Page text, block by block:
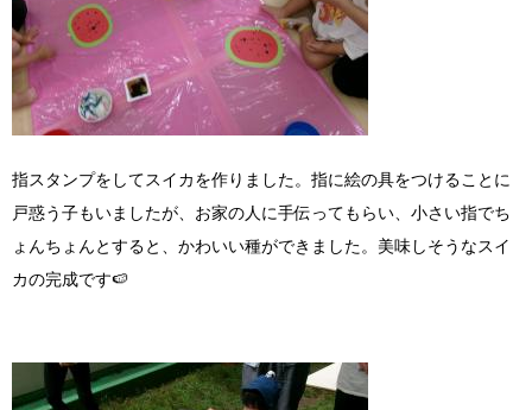
指スタンプをしてスイカを作りました。指に絵の具をつけることに
戸惑う子もいましたが、お家の人に手伝ってもらい、小さい指でち
ょんちょんとすると、かわいい種ができました。美味しそうなスイ
カの完成です🍉